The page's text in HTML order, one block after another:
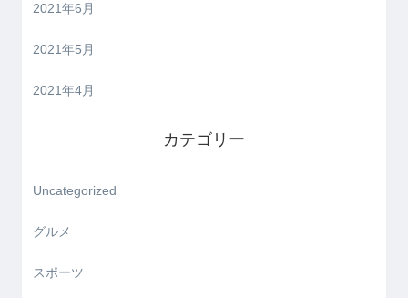
2021年6月
2021年5月
2021年4月
カテゴリー
Uncategorized
グルメ
スポーツ